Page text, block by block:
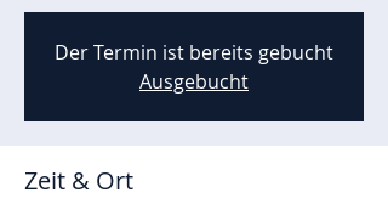
Der Termin ist bereits gebucht
Ausgebucht
Zeit & Ort